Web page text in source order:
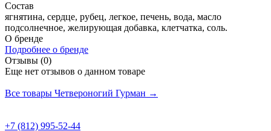
Состав
ягнятина, сердце, рубец, легкое, печень, вода, масло
подсолнечное, желирующая добавка, клетчатка, соль.
О бренде
Подробнее о бренде
Отзывы (0)
Еще нет отзывов о данном товаре
Все товары Четвероногий Гурман →
+7 (812) 995-52-44